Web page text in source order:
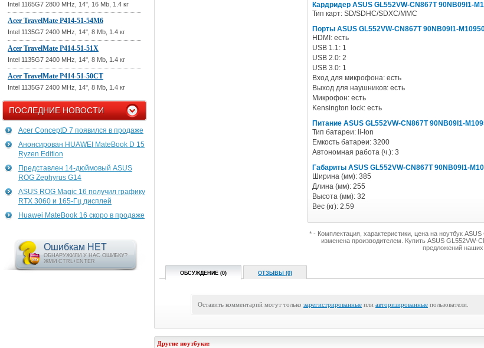
Intel 1165G7 2800 MHz, 14", 16 Mb, 1.4 кг
Acer TravelMate P414-51-54M6
Intel 1135G7 2400 MHz, 14", 8 Mb, 1.4 кг
Acer TravelMate P414-51-51X
Intel 1135G7 2400 MHz, 14", 8 Mb, 1.4 кг
Acer TravelMate P414-51-50CT
Intel 1135G7 2400 MHz, 14", 8 Mb, 1.4 кг
ПОСЛЕДНИЕ НОВОСТИ
Acer ConceptD 7 появился в продаже
Анонсирован HUAWEI MateBook D 15
Ryzen Edition
Представлен 14-дюймовый ASUS
ROG Zephyrus G14
ASUS ROG Magic 16 получил графику
RTX 3060 и 165-Гц дисплей
Huawei MateBook 16 скоро в продаже
Ошибкам НЕТ
ОБНАРУЖИЛИ У НАС ОШИБКУ?
ЖМИ CTRL+ENTER
Кардридер ASUS GL552VW-CN867T 90NB09I1-
Тип карт: SD/SDHC/SDXC/MMC
Порты ASUS GL552VW-CN867T 90NB09I1-
HDMI: есть
USB 1.1: 1
USB 2.0: 2
USB 3.0: 1
Вход для микрофона: есть
Выход для наушников: есть
Микрофон: есть
Kensington lock: есть
Питание ASUS GL552VW-CN867T 90NB09I1-
Тип батареи: li-Ion
Емкость батареи: 3200
Автономная работа (ч.): 3
Габариты ASUS GL552VW-CN867T 90NB09I1-
Ширина (мм): 385
Длина (мм): 255
Высота (мм): 32
Вес (кг): 2.59
* - Комплектация, характеристики, цена на ноутбук
изменена производителем. Купить ASUS GL552VW-
предложений наших
ОБСУЖДЕНИЕ (0) ОТЗЫВЫ (0)
Оставить комментарий могут только зарегистрированные или авторизированные пользователи.
Другие ноутбуки: